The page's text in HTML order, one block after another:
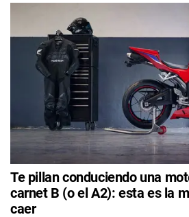
Te pillan conduciendo una
carnet B (o el A2): esta es la
caer